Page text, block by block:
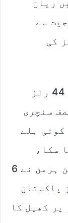
ریان
سے
انہوں نے 25 رنز کی
پاکستان ٹیم نے چوتھے روز صرف 44 رنز
نصف سنچری
کوئی بلے
سکا،
جنوبی افریقہ کی جانب سے سائمن ہرمن نے 6
پاکستان
کے نقصان پر 94 رنز پر کھیل کا